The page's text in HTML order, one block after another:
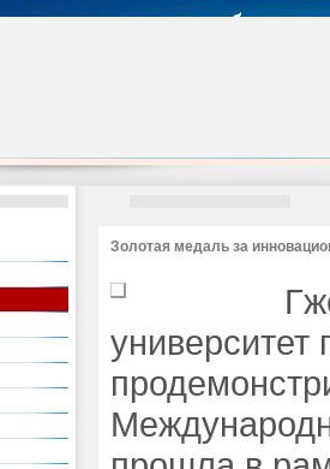
Золотая медаль за
университет